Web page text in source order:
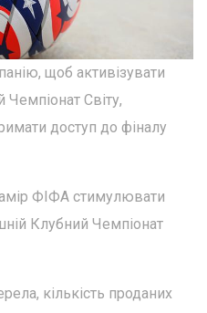
щоб активізувати
Чемпіонат Світу,
доступ до фіналу
ФІФА стимулювати
Клубний Чемпіонат
кількість проданих